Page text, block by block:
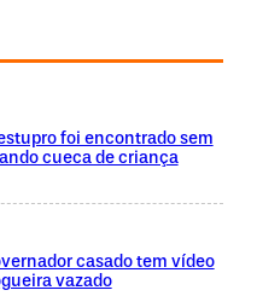
foi encontrado sem
cueca de criança
casado tem vídeo
vazado